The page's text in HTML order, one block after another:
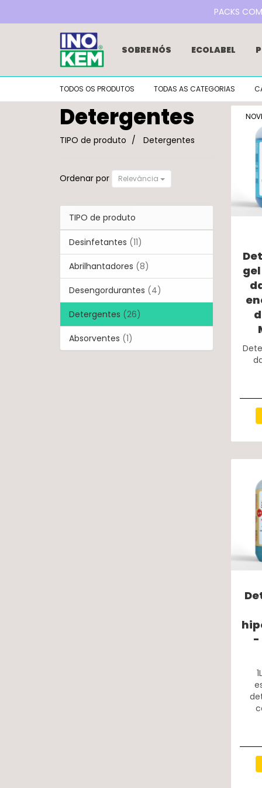
PACKS
SOBRE NÓS ECOLABEL
BLOG
NOTÍCIAS
FAQS
GAMA LIM EXCLUSIVA LIDL
TODOS OS PRODUTOS TODAS AS CATEGORIAS
Detergentes
Detergentes
TIPO de produto Detergentes
Ordenar por Relevância
TIPO de produto
Desinfetantes (11)
Abrilhantadores (8)
Desengordurantes (4)
Detergentes (26)
Absorventes (1)
-